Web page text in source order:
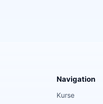
Navigation
Kurse